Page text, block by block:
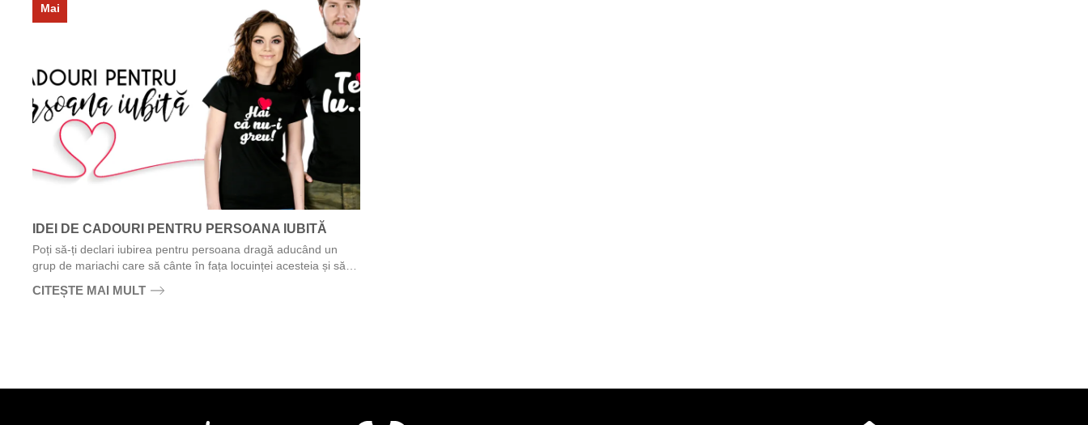
Mai
IDEI DE CADOURI PENTRU PERSOANA IUBITĂ
Poți să-ți declari iubirea pentru persoana dragă aducând un
grup de mariachi care să cânte în fața locuinței acesteia și să
CITEȘTE MAI MULT